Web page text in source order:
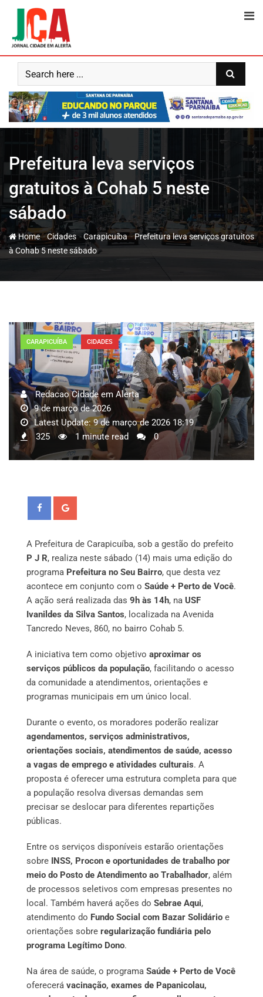
content
Prefeitura leva serviços
gratuitos à Cohab 5 neste
sábado
Home-Cidades-Carapicuíba-Prefeitura leva serviços gratuitos
à Cohab 5 neste sábado
CARAPICUÍBA CIDADES
Redacao Cidade em Alerta
9 de março de 2026
Latest Update: 9 de março de 2026 18:19
325
1 minute read 0
A Prefeitura de Carapicuíba, sob a gestão do prefeito
P J R, realiza neste sábado (14) mais uma edição do
programa Prefeitura no Seu Bairro, que desta vez
acontece em conjunto com o Saúde + Perto de Você.
A ação será realizada das 9h às 14h, na USF
Ivanildes da Silva Santos, localizada na Avenida
Tancredo Neves, 860, no bairro Cohab 5.
A iniciativa tem como objetivo aproximar os
serviços públicos da população, facilitando o acesso
da comunidade a atendimentos, orientações e
programas municipais em um único local.
Durante o evento, os moradores poderão realizar
agendamentos, serviços administrativos,
orientações sociais, atendimentos de saúde, acesso
a vagas de emprego e atividades culturais. A
proposta é oferecer uma estrutura completa para que
a população resolva diversas demandas sem
precisar se deslocar para diferentes repartições
públicas.
Entre os serviços disponíveis estarão orientações
sobre INSS, Procon e oportunidades de trabalho por
meio do Posto de Atendimento ao Trabalhador, além
de processos seletivos com empresas presentes no
local. Também haverá ações do Sebrae Aqui,
atendimento do Fundo Social com Bazar Solidário e
orientações sobre regularização fundiária pelo
programa Legítimo Dono.
Na área de saúde, o programa Saúde + Perto de Você
oferecerá vacinação, exames de Papanicolau,